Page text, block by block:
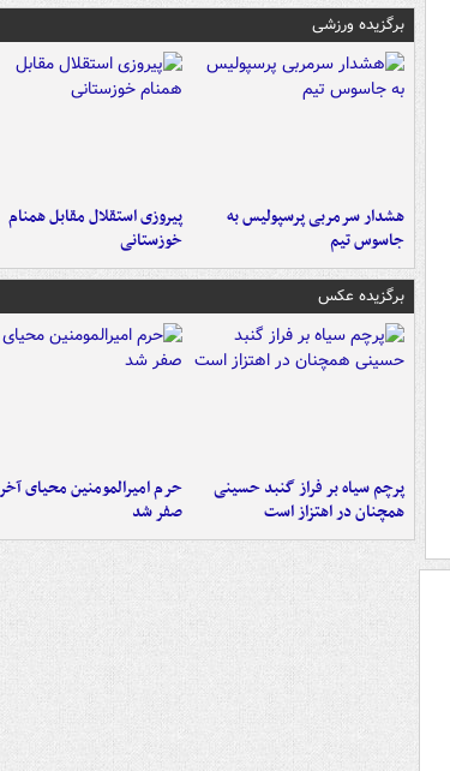
برگزیده ورزشی
هشدار سرمربی پرسپولیس به
جاسوس تیم
پیروزی استقلال مقابل همنام
خوزستانی
برگزیده عکس
پرچم سیاه بر فراز گنبد حسینی
همچنان در اهتزاز است
حرم امیرالمومنین محیای آخر
صفر شد